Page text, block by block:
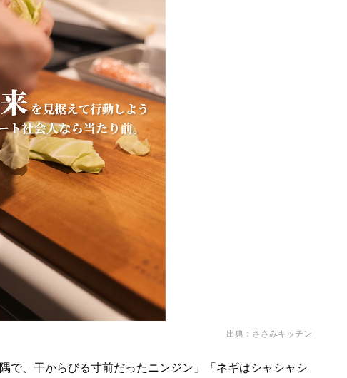
出典： ささみキッチン
で、干からびる寸前だったニンジン」「ネギはシャシャシ